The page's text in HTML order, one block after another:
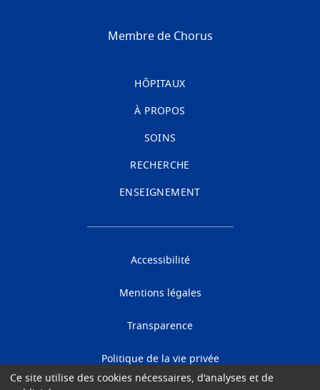
Membre de Chorus
HÔPITAUX
À PROPOS
SOINS
RECHERCHE
ENSEIGNEMENT
Accessibilité
Mentions légales
Transparence
Politique de la vie privée
Ce site utilise des cookies nécessaires, d'analyses et de